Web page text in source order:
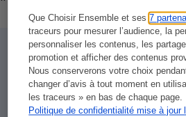
Que Choisir Ensemble et ses7
traceurs pour mesurer l’audience, la
personnaliser les contenus, les
promotion et afficher des contenus
Nous conserverons votre choix
changer d’avis à tout moment en
les traceurs » en bas de chaque page.
Politique de confidentialité mise à jour
Le protocole de
linge avant octobre